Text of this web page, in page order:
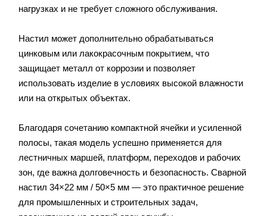
нагрузках и не требует сложного обслуживания.
Настил может дополнительно обрабатываться
цинковым или лакокрасочным покрытием, что
защищает металл от коррозии и позволяет
использовать изделие в условиях высокой влажности
или на открытых объектах.
Благодаря сочетанию компактной ячейки и усиленной
полосы, такая модель успешно применяется для
лестничных маршей, платформ, переходов и рабочих
зон, где важна долговечность и безопасность. Сварной
настил 34×22 мм / 50×5 мм — это практичное решение
для промышленных и строительных задач,